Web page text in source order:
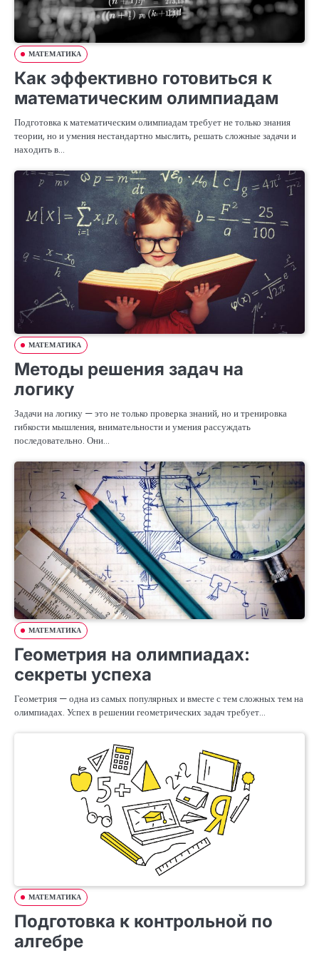
МАТЕМАТИКА
Как эффективно готовиться к
математическим олимпиадам
Подготовка к математическим олимпиадам требует не только знания
теории, но и умения нестандартно мыслить, решать сложные задачи и
находить в…
МАТЕМАТИКА
Методы решения задач на
логику
Задачи на логику — это не только проверка знаний, но и тренировка
гибкости мышления, внимательности и умения рассуждать
последовательно. Они…
МАТЕМАТИКА
Геометрия на олимпиадах:
секреты успеха
Геометрия — одна из самых популярных и вместе с тем сложных тем на
олимпиадах. Успех в решении геометрических задач требует…
МАТЕМАТИКА
Подготовка к контрольной по
алгебре